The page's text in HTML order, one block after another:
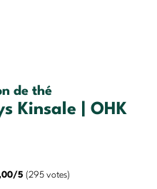
de thé
Kinsale | OHK
5 (295 votes)